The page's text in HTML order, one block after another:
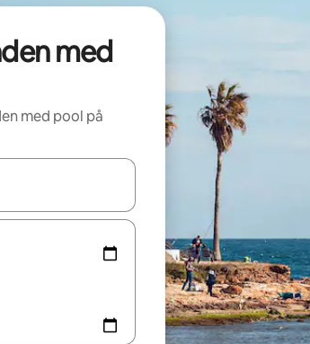
med
med pool på
du navigera med upp- och nedåtpilarna eller